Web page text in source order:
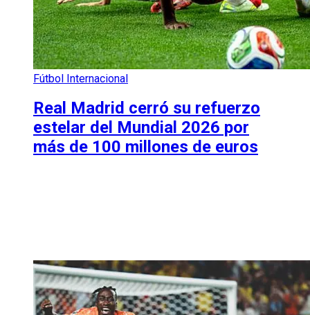
Fútbol Internacional
Real Madrid cerró su refuerzo
estelar del Mundial 2026 por
más de 100 millones de euros